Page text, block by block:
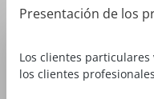
Presentación de los
Los clientes
los clientes